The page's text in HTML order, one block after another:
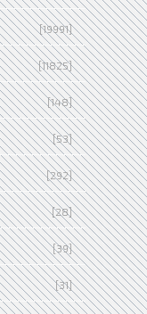
[19991]
[11825]
[148]
[53]
[292]
[28]
[39]
[31]